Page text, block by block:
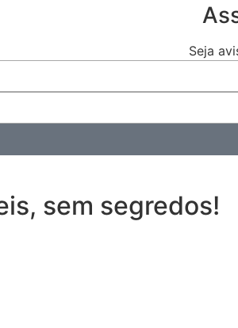
Seja
sem segredos!